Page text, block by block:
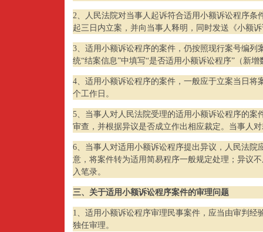
2、人民法院对当事人起诉符合适用小额诉讼程序条
起三日内立案，并向当事人释明，同时发送《小额
3、适用小额诉讼程序的案件，仍按照现行案号编列
统“结案信息”中填写“是否适用小额诉讼程序”（新增
4、适用小额诉讼程序的案件，一般应于立案当日将
个工作日。
5、当事人对人民法院受理的适用小额诉讼程序的案
审查，并根据异议是否成立作出相应裁定。当事人
6、当事人对适用小额诉讼程序提出异议，人民法院
意，将案件转为适用简易程序一般规定处理；异议
入笔录。
三、关于适用小额诉讼程序案件的审理问题
1、适用小额诉讼程序审理民事案件，应当由审判经
独任审理。